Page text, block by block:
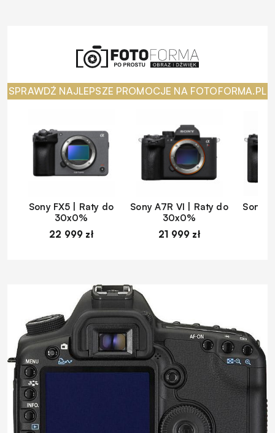
SPRAWDŹ NAJLEPSZE PROMOCJE NA FOTOFORMA.PL
Sony FX5 | Raty do
30x0%
22 999 zł
Sony A7R VI | Raty do
30x0%
21 999 zł
Sony